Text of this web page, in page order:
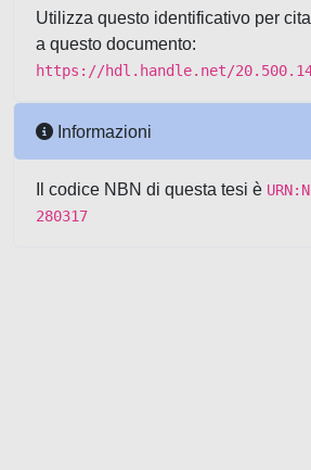
Utilizza questo identificativo per
a questo documento:
https://hdl.handle.net/
Informazioni
Il codice NBN di questa tesi è
280317